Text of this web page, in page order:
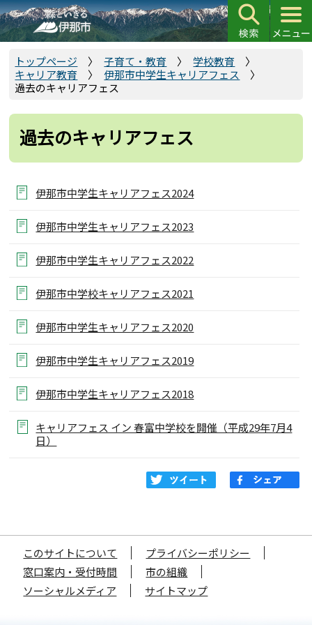
こ
の
ペ
先
トップページ 子育て・教育
学校教育
キャリア教育
伊那市中学生キャリアフェス
過去のキャリアフェス
過去のキャリアフェス
伊那市中学生キャリアフェス2024
伊那市中学生キャリアフェス2023
伊那市中学生キャリアフェス2022
伊那市中学校キャリアフェス2021
伊那市中学生キャリアフェス2020
伊那市中学生キャリアフェス2019
伊那市中学生キャリアフェス2018
キャリアフェス イン 春富中学校を開催（平成29年7月4
日）
このサイトについて
プライバシーポリシー
窓口案内・受付時間
市の組織
ソーシャルメディア
サイトマップ